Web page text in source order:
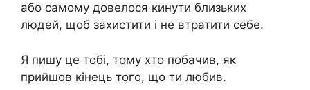
або самому довелося кинути близьких
людей, щоб захистити і не втратити себе.
Я пишу це тобі, тому хто побачив, як
прийшов кінець того, що ти любив.